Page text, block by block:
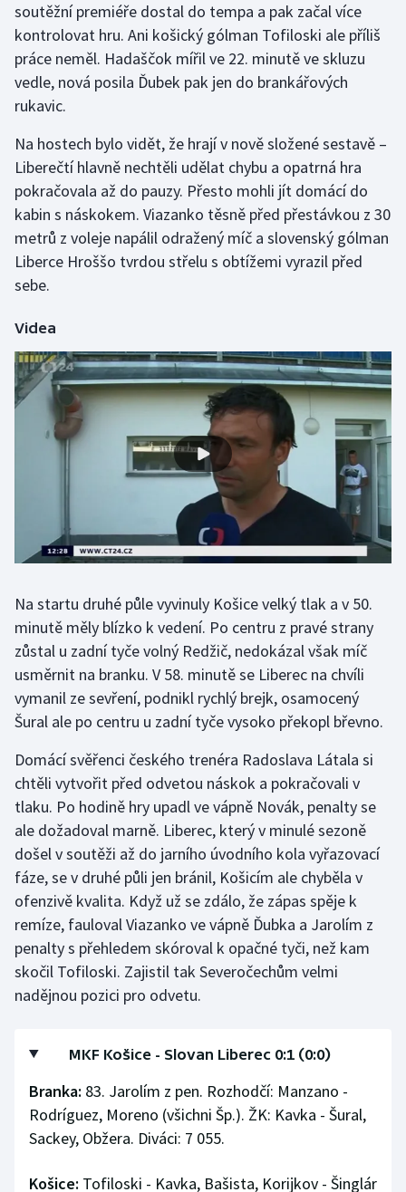
Gymnastika
Házená
Jezdectví
Judo
Krasobruslení
Lezení
Moderní pětiboj
Motorsport
Olympijské hry
Parasport
Plážový volejbal
Rychlobruslení
Rychlostní kanoistika
Short track
Sportovní střelba
Stolní tenis
Triatlon
Veslování
Vodní slalom
Volejbal
soutěžní premiéře dostal do tempa a pak začal více
kontrolovat hru. Ani košický gólman Tofiloski ale příliš
práce neměl. Hadaščok mířil ve 22. minutě ve skluzu
vedle, nová posila Ďubek pak jen do brankářových
rukavic.
Na hostech bylo vidět, že hrají v nově složené sestavě –
Liberečtí hlavně nechtěli udělat chybu a opatrná hra
pokračovala až do pauzy. Přesto mohli jít domácí do
kabin s náskokem. Viazanko těsně před přestávkou z 30
metrů z voleje napálil odražený míč a slovenský gólman
Liberce Hroššo tvrdou střelu s obtížemi vyrazil před
sebe.
Videa
Na startu druhé půle vyvinuly Košice velký tlak a v 50.
minutě měly blízko k vedení. Po centru z pravé strany
zůstal u zadní tyče volný Redžič, nedokázal však míč
usměrnit na branku. V 58. minutě se Liberec na chvíli
vymanil ze sevření, podnikl rychlý brejk, osamocený
Šural ale po centru u zadní tyče vysoko překopl břevno.
Domácí svěřenci českého trenéra Radoslava Látala si
chtěli vytvořit před odvetou náskok a pokračovali v
tlaku. Po hodině hry upadl ve vápně Novák, penalty se
ale dožadoval marně. Liberec, který v minulé sezoně
došel v soutěži až do jarního úvodního kola vyřazovací
fáze, se v druhé půli jen bránil, Košicím ale chyběla v
ofenzivě kvalita. Když už se zdálo, že zápas spěje k
remíze, fauloval Viazanko ve vápně Ďubka a Jarolím z
penalty s přehledem skóroval k opačné tyči, než kam
skočil Tofiloski. Zajistil tak Severočechům velmi
nadějnou pozici pro odvetu.
MKF Košice - Slovan Liberec 0:1 (0:0)
Branka: 83. Jarolím z pen. Rozhodčí: Manzano -
Rodríguez, Moreno (všichni Šp.). ŽK: Kavka - Šural,
Sackey, Obžera. Diváci: 7 055.
Košice: Tofiloski - Kavka, Bašista, Korijkov - Šinglár